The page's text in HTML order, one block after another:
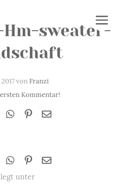
sweater-
vonFranzi
Kommentar!
unter